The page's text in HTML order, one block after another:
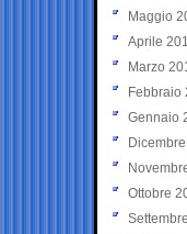
Maggio
Aprile
Marzo
Febbraio
Gennaio
Ottobre